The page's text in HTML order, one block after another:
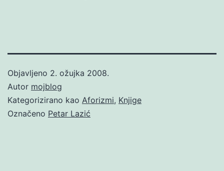
Objavljeno 2. ožujka 2008.
Autor mojblog
Kategorizirano kao Aforizmi, Knjige
Označeno Petar Lazić